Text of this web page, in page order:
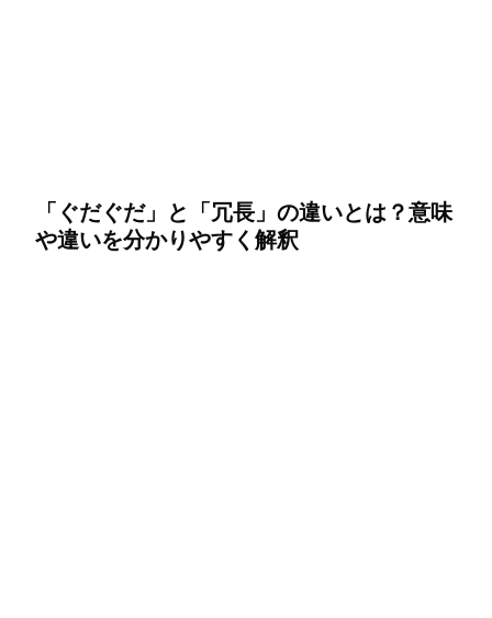
「ぐだぐだ」と「冗長」の違いとは？意味
や違いを分かりやすく解釈